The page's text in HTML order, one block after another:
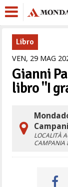
Libro
VEN, 29 MAG
Gianni
libro "I
LOCALITÀ
CAMPANIA